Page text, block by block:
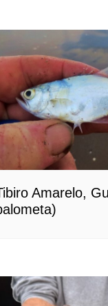
Amarelo,